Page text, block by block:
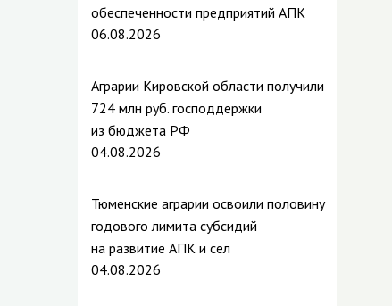
обеспеченности предприятий АПК
06.08.2026
Аграрии Кировской области получили
724 млн руб. господдержки
из бюджета РФ
04.08.2026
Тюменские аграрии освоили половину
годового лимита субсидий
на развитие АПК и сел
04.08.2026